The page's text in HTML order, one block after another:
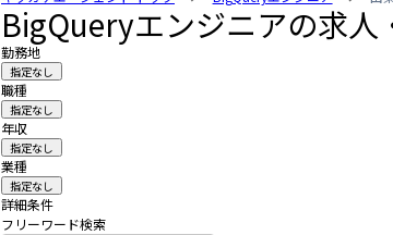
BigQueryエンジニアの求人
勤務地
指定なし
職種
指定なし
年収
指定なし
業種
指定なし
詳細条件
フリーワード検索